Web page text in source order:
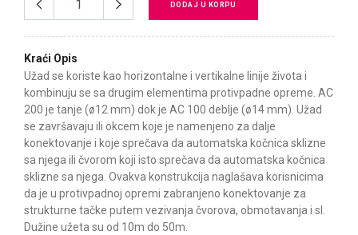
DODAJ U KORPU
Kraći Opis
Užad se koriste kao horizontalne i vertikalne linije života i
kombinuju se sa drugim elementima protivpadne opreme. AC
200 je tanje (ø12 mm) dok je AC 100 deblje (ø14 mm). Užad
se završavaju ili okcem koje je namenjeno za dalje
konektovanje i koje sprečava da automatska kočnica sklizne
sa njega ili čvorom koji isto sprečava da automatska kočnica
sklizne sa njega. Ovakva konstrukcija naglašava korisnicima
da je u protivpadnoj opremi zabranjeno konektovanje za
strukturne tačke putem vezivanja čvorova, obmotavanja i sl.
Dužine užeta su od 10m do 50m.